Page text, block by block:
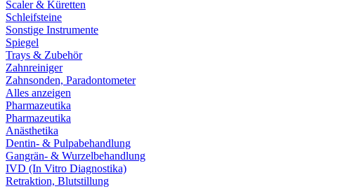
Scaler & Küretten
Schleifsteine
Sonstige Instrumente
Spiegel
Trays & Zubehör
Zahnreiniger
Zahnsonden, Paradontometer
Alles anzeigen
Pharmazeutika
Pharmazeutika
Anästhetika
Dentin- & Pulpabehandlung
Gangrän- & Wurzelbehandlung
IVD (In Vitro Diagnostika)
Retraktion, Blutstillung